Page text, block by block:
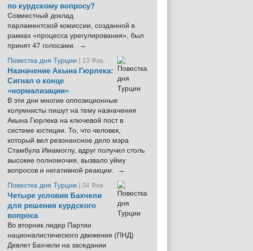
по курдскому вопросу?
Совместный доклад
парламентской комиссии, созданной в
рамках «процесса урегулирования», был
принят 47 голосами. →
Повестка дня Турции
| 13 Фев.
Назначение Акына Гюрлека:
Сигнал о конце
«нормализации»
В эти дни многие оппозиционные
колумнисты пишут на тему назначения
Акына Гюрлека на ключевой пост в
системе юстиции. То, что человек,
который вел резонансное дело мэра
Стамбула Имамоглу, вдруг получил столь
высокие полномочия, вызвало уйму
вопросов и негативной реакции. →
Повестка дня Турции
| 04 Фев.
Четыре условия Бахчели
для решения курдского
вопроса
Во вторник лидер Партии
националистического движения (ПНД)
Девлет Бахчели на заседании